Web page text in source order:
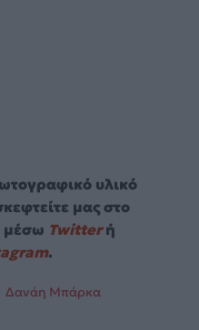
υλικό
μας στο
μέσω Twitterή
.
Δανάη Μπάρκα